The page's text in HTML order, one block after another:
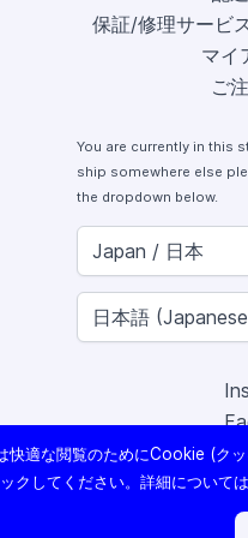
保証/修理サービ
マイ
ご
You are currently in this
ship somewhere else
the dropdown below.
X
快適な閲覧のためにCookie (ク
ックしてください。詳細については